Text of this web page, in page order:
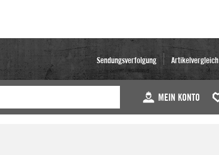
Sendungsverfolgung Artikelvergleich
MEIN KONTO